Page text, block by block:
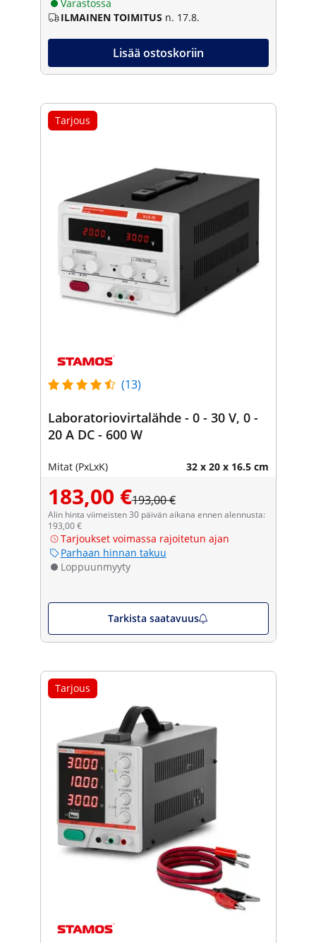
Varastossa
ILMAINEN TOIMITUS n. 17.8.
Lisää ostoskoriin
Tarjous
(13)
Laboratoriovirtalähde - 0 - 30 V, 0 -
20 A DC - 600 W
Mitat (PxLxK) 32 x 20 x 16.5 cm
183,00 €193,00 €
Alin hinta viimeisten 30 päivän aikana ennen alennusta:
193,00 €
Tarjoukset voimassa rajoitetun ajan
Parhaan hinnan takuu
Loppuunmyyty
Tarkista saatavuus
Tarjous